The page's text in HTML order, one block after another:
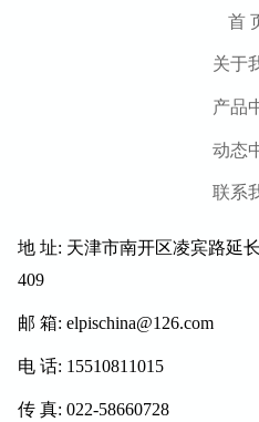
首
关于
产品
动态
联系
地 址: 天津市南开区凌宾路延
409
邮 箱: elpischina@126.com
电 话: 15510811015
传 真: 022-58660728